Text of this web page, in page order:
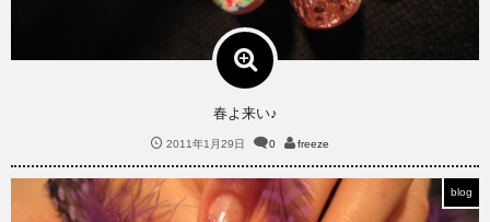
春よ来い♪
2011年1月29日 0 freeze
blog